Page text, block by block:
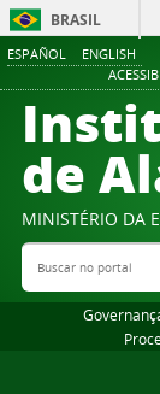
ESPAÑOL ENGLISH
BRASIL
de
MINISTÉRIO DA
Buscar no portal